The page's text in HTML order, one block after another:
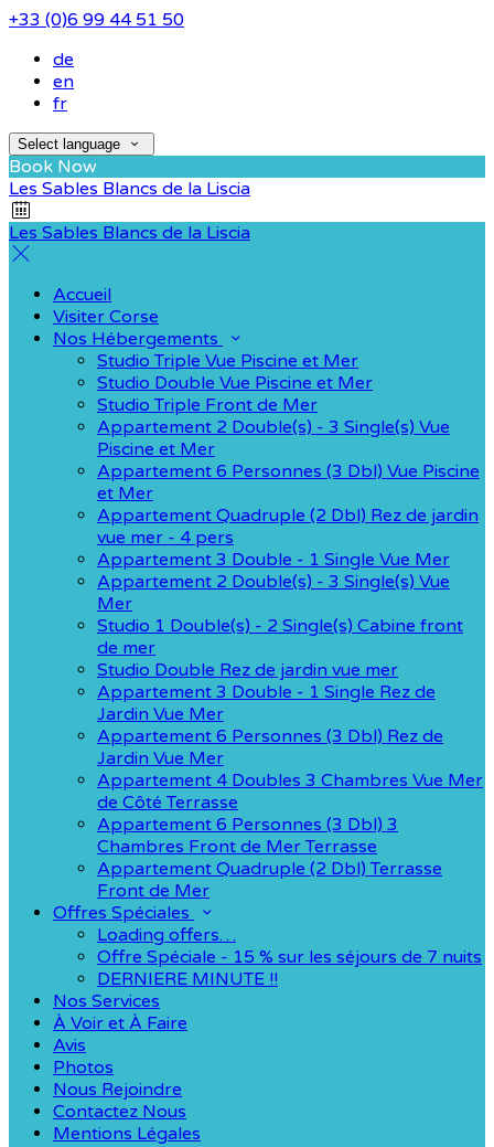
+33 (0)6 99 44 51 50
de
en
fr
Select language
Book Now
Les Sables Blancs de la Liscia
Les Sables Blancs de la Liscia
Accueil
Visiter Corse
Nos Hébergements
Studio Triple Vue Piscine et Mer
Studio Double Vue Piscine et Mer
Studio Triple Front de Mer
Appartement 2 Double(s) - 3 Single(s) Vue
Piscine et Mer
Appartement 6 Personnes (3 Dbl) Vue Piscine
et Mer
Appartement Quadruple (2 Dbl) Rez de jardin
vue mer - 4 pers
Appartement 3 Double - 1 Single Vue Mer
Appartement 2 Double(s) - 3 Single(s) Vue
Mer
Studio 1 Double(s) - 2 Single(s) Cabine front
de mer
Studio Double Rez de jardin vue mer
Appartement 3 Double - 1 Single Rez de
Jardin Vue Mer
Appartement 6 Personnes (3 Dbl) Rez de
Jardin Vue Mer
Appartement 4 Doubles 3 Chambres Vue Mer
de Côté Terrasse
Appartement 6 Personnes (3 Dbl) 3
Chambres Front de Mer Terrasse
Appartement Quadruple (2 Dbl) Terrasse
Front de Mer
Offres Spéciales
Loading offers…
Offre Spéciale - 15 % sur les séjours de 7 nuits
DERNIERE MINUTE !!
Nos Services
À Voir et À Faire
Avis
Photos
Nous Rejoindre
Contactez Nous
Mentions Légales